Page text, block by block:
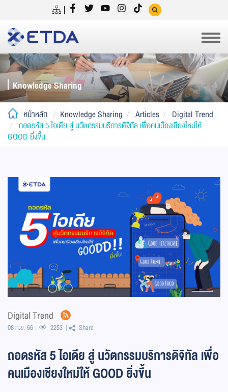
Knowledge Sharing
หน้าหลัก Knowledge Sharing Articles
Digital Trend
ถอดรหัส 5 ไอเดีย สู่ นวัตกรรมบริการดิจิทัล เพื่อคนเมืองเชียงใหม่ให้
GOOD ยิ่งขึ้น
Digital Trend
08 ก.ย. 66 2253 Share
ถอดรหัส 5 ไอเดีย สู่ นวัตกรรมบริการดิจิทัล เพื่อ
คนเมืองเชียงใหม่ให้ GOOD ยิ่งขึ้น